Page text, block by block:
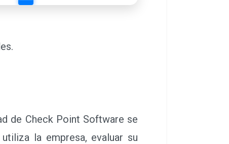
de Check Point Software se
la empresa, evaluar su